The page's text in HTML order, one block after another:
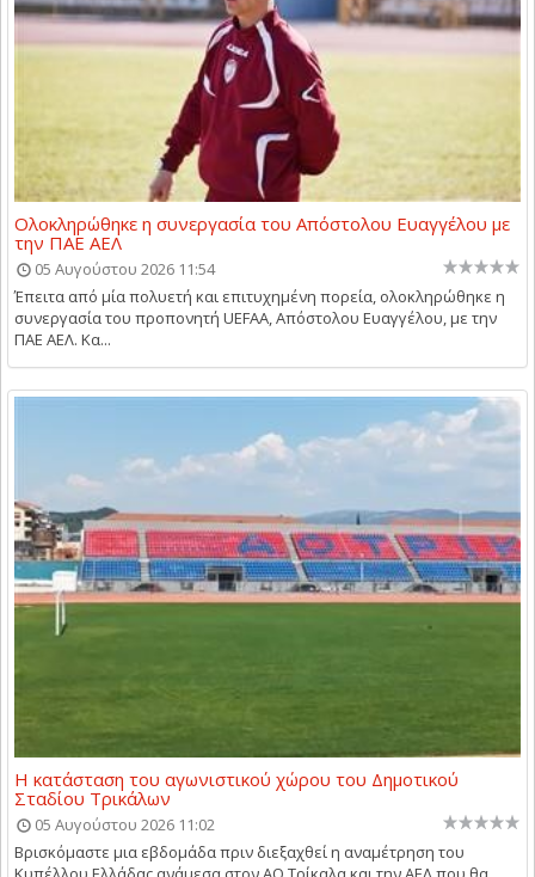
Ολοκληρώθηκε η συνεργασία του Απόστολου Ευαγγέλου με
την ΠΑΕ ΑΕΛ
05 Αυγούστου 2026 11:54
Έπειτα από μία πολυετή και επιτυχημένη πορεία, ολοκληρώθηκε η
συνεργασία του προπονητή UEFAA, Απόστολου Ευαγγέλου, με την
ΠΑΕ ΑΕΛ. Κα...
Η κατάσταση του αγωνιστικού χώρου του Δημοτικού
Σταδίου Τρικάλων
05 Αυγούστου 2026 11:02
Βρισκόμαστε μια εβδομάδα πριν διεξαχθεί η αναμέτρηση του